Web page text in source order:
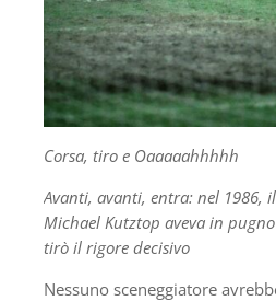
Corsa, tiro e Oaaaaahhhhh
Avanti, avanti, entra: nel 1986,
Michael Kutztop aveva in
tirò il rigore decisivo
Nessuno sceneggiatore